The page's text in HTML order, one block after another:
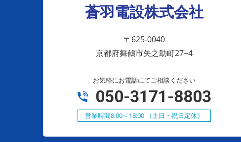
蒼羽電設株式会社
〒625-0040
京都府舞鶴市矢之助町27−4
お気軽にお電話にてご相談ください
050-3171-8803
営業時間8:00～18:00 （土日・祝日定休）